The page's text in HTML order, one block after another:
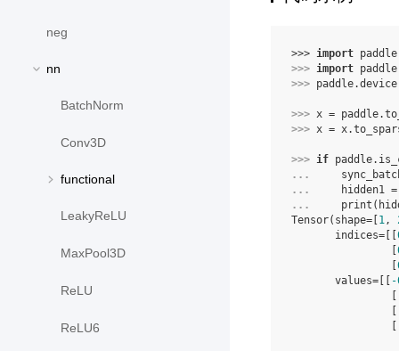
neg
nn
BatchNorm
Conv3D
functional
LeakyReLU
MaxPool3D
ReLU
ReLU6
>>> import paddle
>>> import
>>> paddle.device
>>> x = paddle.
>>> x = x.
>>> if paddle.
...
...
hidden1
=
...
print (
Tensor(shape=[1 ,
       indices=[[
                [
                [
       values=[[
-
                [
                [